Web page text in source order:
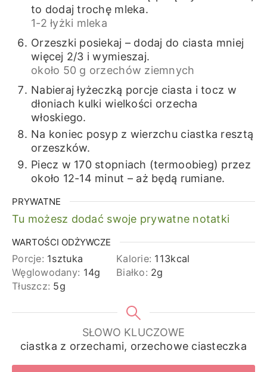
to dodaj trochę mleka.
1-2 łyżki mleka
Orzeszki posiekaj – dodaj do ciasta mniej
więcej 2/3 i wymieszaj.
około 50 g orzechów ziemnych
Nabieraj łyżeczką porcje ciasta i tocz w
dłoniach kulki wielkości orzecha
włoskiego.
Na koniec posyp z wierzchu ciastka resztą
orzeszków.
Piecz w 170 stopniach (termoobieg) przez
około 12-14 minut – aż będą rumiane.
PRYWATNE
Tu możesz dodać swoje prywatne notatki
WARTOŚCI ODŻYWCZE
Porcje: 1sztuka Kalorie: 113kcal
Węglowodany: 14g Białko: 2g
Tłuszcz: 5g
SŁOWO KLUCZOWE
ciastka z orzechami, orzechowe ciasteczka